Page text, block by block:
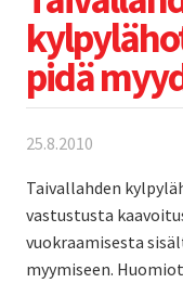
pidä
25.8.2010
Taivallahden
vastustusta
vuokraamisesta
myymiseen.